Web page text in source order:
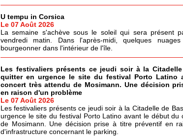
U tempu in Corsica
Le 07 Août 2026
La semaine s'achève sous le soleil qui sera présent
vendredi matin. Dans l'après-midi, quelques
bourgeonner dans l'intérieur de l'île.
Les festivaliers présents ce jeudi soir à la
quitter en urgence le site du festival Porto Latino
concert très attendu de Mosimann. Une décision
en raison d'un problème
Le 07 Août 2026
Les festivaliers présents ce jeudi soir à la Citadelle de
urgence le site du festival Porto Latino avant le début du
de Mosimann. Une décision prise à titre préventif en
d'infrastructure concernant le parking.